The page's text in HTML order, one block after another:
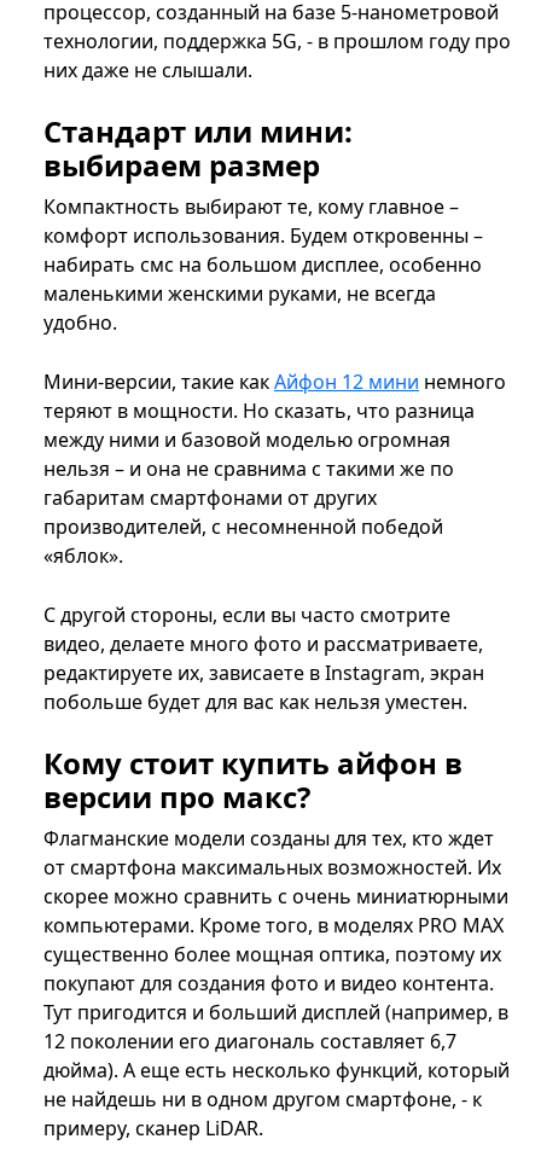
процессор, созданный на базе 5-нанометровой
технологии, поддержка 5G, - в прошлом году про
них даже не слышали.
Стандарт или мини:
выбираем размер
Компактность выбирают те, кому главное –
комфорт использования. Будем откровенны –
набирать смс на большом дисплее, особенно
маленькими женскими руками, не всегда
удобно.
Мини-версии, такие какАйфон 12 мини немного
теряют в мощности. Но сказать, что разница
между ними и базовой моделью огромная
нельзя – и она не сравнима с такими же по
габаритам смартфонами от других
производителей, с несомненной победой
«яблок».
С другой стороны, если вы часто смотрите
видео, делаете много фото и рассматриваете,
редактируете их, зависаете в Instagram, экран
побольше будет для вас как нельзя уместен.
Кому стоит купить айфон в
версии про макс?
Флагманские модели созданы для тех, кто ждет
от смартфона максимальных возможностей. Их
скорее можно сравнить с очень миниатюрными
компьютерами. Кроме того, в моделях PRO MAX
существенно более мощная оптика, поэтому их
покупают для создания фото и видео контента.
Тут пригодится и больший дисплей (например, в
12 поколении его диагональ составляет 6,7
дюйма). А еще есть несколько функций, который
не найдешь ни в одном другом смартфоне, - к
примеру, сканер LiDAR.